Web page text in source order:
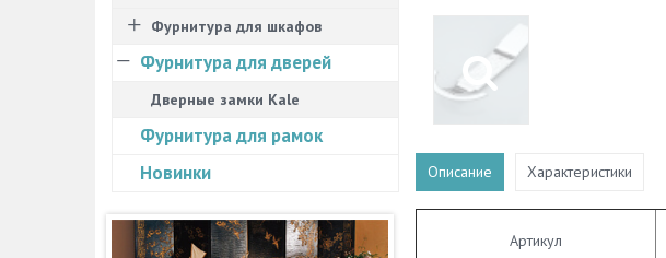
Описание Характеристики
Артикул
Фурнитура для шкафов
Фурнитура для дверей
Дверные замки Kale
Фурнитура для рамок
Новинки